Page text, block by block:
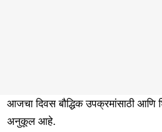
आजचा दिवस बौद्धिक उपक्रमांसाठी आणि
अनुकूल आहे.